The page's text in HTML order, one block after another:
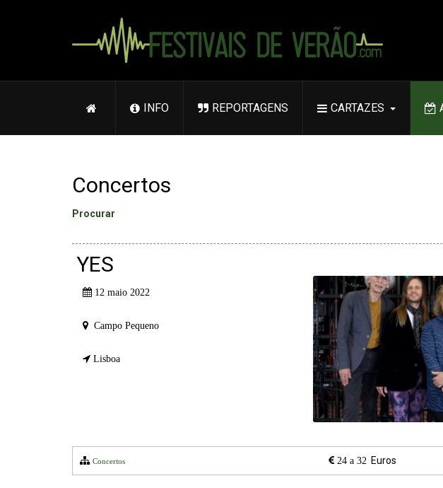
INFO REPORTAGENS CARTAZES
Concertos
Procurar
YES
12 maio 2022
Campo Pequeno
Lisboa
Concertos 24 a 32 Euros